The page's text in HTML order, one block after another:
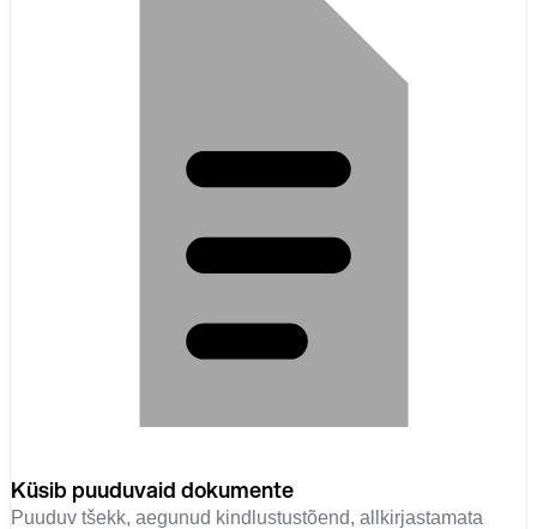
Küsib puuduvaid dokumente
Puuduv tšekk, aegunud kindlustustõend, allkirjastamata